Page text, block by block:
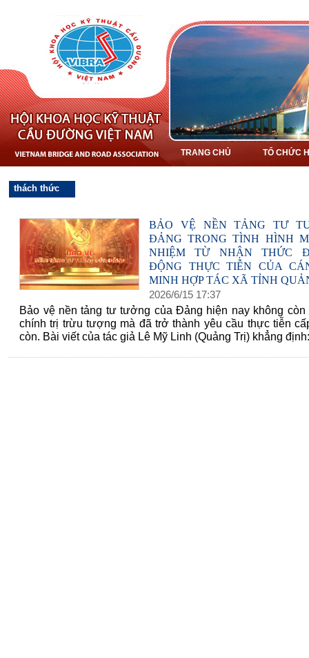
TRANG CHỦ TỔ CHỨC
thách thức
BẢO VỆ NỀN TẢNG TƯ
ĐẢNG TRONG TÌNH HÌNH
NHIỆM TỪ NHẬN THỨC
ĐỘNG THỰC TIỄN CỦA
MINH HỢP TÁC XÃ TỈNH
2026/6/15 17:37
Bảo vệ nền tảng tư tưởng của Đảng hiện nay không còn
chính trị trừu tượng mà đã trở thành yêu cầu thực tiễn
còn. Bài viết của tác giả Lê Mỹ Linh (Quảng Trị) khẳng